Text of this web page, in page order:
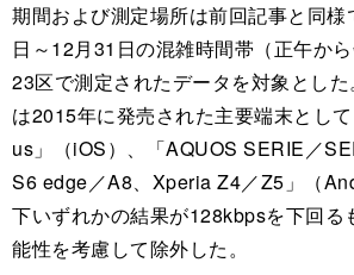
期間および測定場所は前回記事と同様
日～12月31日の混雑時間帯（正午か
23区で測定されたデータを対象とし
は2015年に発売された主要端末とし
us」（iOS）、「AQUOS SERIE／
S6 edge／A8、Xperia Z4／Z5」（
下いずれかの結果が128kbpsを下回る
能性を考慮して除外した。